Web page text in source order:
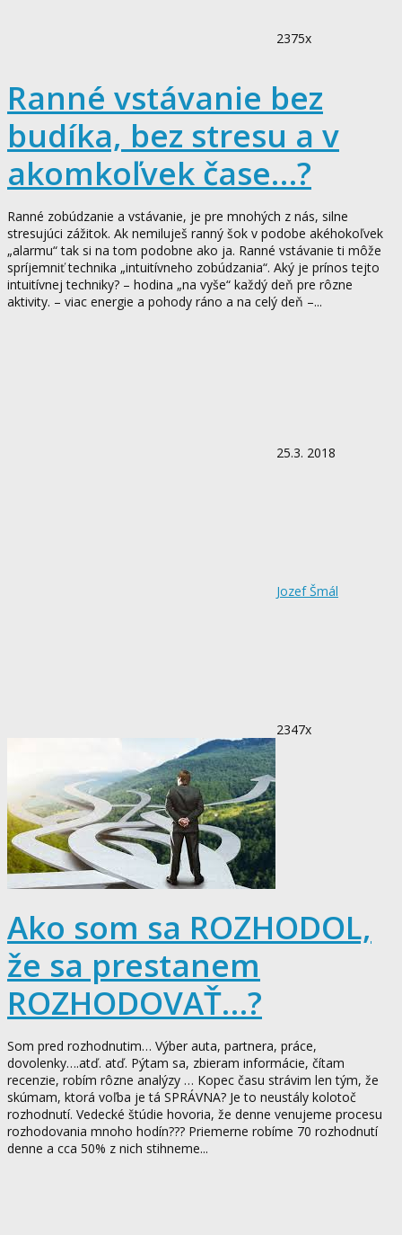
2375x
Ranné vstávanie bez
budíka, bez stresu a v
akomkoľvek čase…?
Ranné zobúdzanie a vstávanie, je pre mnohých z nás, silne
stresujúci zážitok. Ak nemiluješ ranný šok v podobe akéhokoľvek
„alarmu“ tak si na tom podobne ako ja. Ranné vstávanie ti môže
spríjemniť technika „intuitívneho zobúdzania“. Aký je prínos tejto
intuitívnej techniky? – hodina „na vyše“ každý deň pre rôzne
aktivity. – viac energie a pohody ráno a na celý deň –...
25.3. 2018
Jozef Šmál
2347x
Ako som sa ROZHODOL,
že sa prestanem
ROZHODOVAŤ…?
Som pred rozhodnutim… Výber auta, partnera, práce,
dovolenky….atď. atď. Pýtam sa, zbieram informácie, čítam
recenzie, robím rôzne analýzy … Kopec času strávim len tým, že
skúmam, ktorá voľba je tá SPRÁVNA? Je to neustály kolotoč
rozhodnutí. Vedecké štúdie hovoria, že denne venujeme procesu
rozhodovania mnoho hodín??? Priemerne robíme 70 rozhodnutí
denne a cca 50% z nich stihneme...